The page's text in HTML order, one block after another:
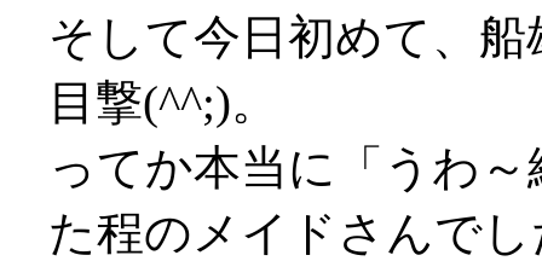
そして今日初めて、
目撃(^^;)。
ってか本当に「うわ
た程のメイドさんでし